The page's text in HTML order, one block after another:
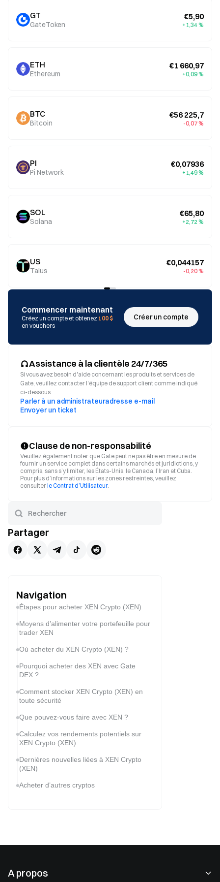
GT
GateToken
€5,90
+1,34 %
ETH
Ethereum
€1 660,97
+0,09 %
BTC
Bitcoin
€56 225,7
-0,07 %
PI
Pi Network
€0,07936
+1,49 %
SOL
Solana
€65,80
+2,72 %
US
Talus
€0,044157
-0,20 %
Commencer maintenant
Créez un compte et obtenez 100 $
en vouchers
Créer un compte
Assistance à la clientèle 24/7/365
Si vous avez besoin d'aide concernant les produits et services de
Gate, veuillez contacter l'équipe de support client comme indiqué
ci-dessous.
Parler à un administrateuradresse e-mail
Envoyer un ticket
Clause de non-responsabilité
Veuillez également noter que Gate peut ne pas être en mesure de
fournir un service complet dans certains marchés et juridictions, y
compris, sans s’y limiter, les États-Unis, le Canada, l’Iran et Cuba.
Pour plus d’informations sur les zones restreintes, veuillez
consulterle Contrat d’Utilisateur.
Partager
Navigation
Étapes pour acheter XEN Crypto (XEN)
Moyens d’alimenter votre portefeuille pour
trader XEN
Où acheter du XEN Crypto (XEN) ?
Pourquoi acheter des XEN avec Gate
DEX ?
Comment stocker XEN Crypto (XEN) en
toute sécurité
Que pouvez-vous faire avec XEN ?
Calculez vos rendements potentiels sur
XEN Crypto (XEN)
Dernières nouvelles liées à XEN Crypto
(XEN)
Acheter d’autres cryptos
A propos